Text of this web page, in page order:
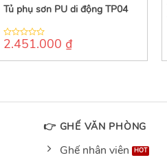
Tủ phụ sơn PU di động TP04
0
of
2.451.000 ₫
👉 GHẾ VĂN PHÒNG
Ghế nhân viên